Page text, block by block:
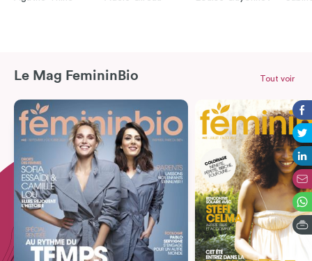
Le Mag FemininBio Tout voir